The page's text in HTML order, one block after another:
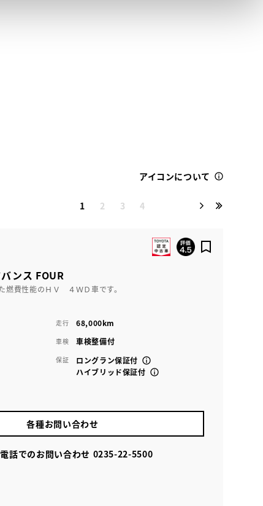
アイコンについて
1 2 3 4
ンス FOUR
燃費性能のＨＶ ４ＷＤ車です。
走行 68,000km
車検 車検整備付
保証
ロングラン保証付
ハイブリッド保証付
各種お問い合わせ
話でのお問い合わせ 0235-22-5500